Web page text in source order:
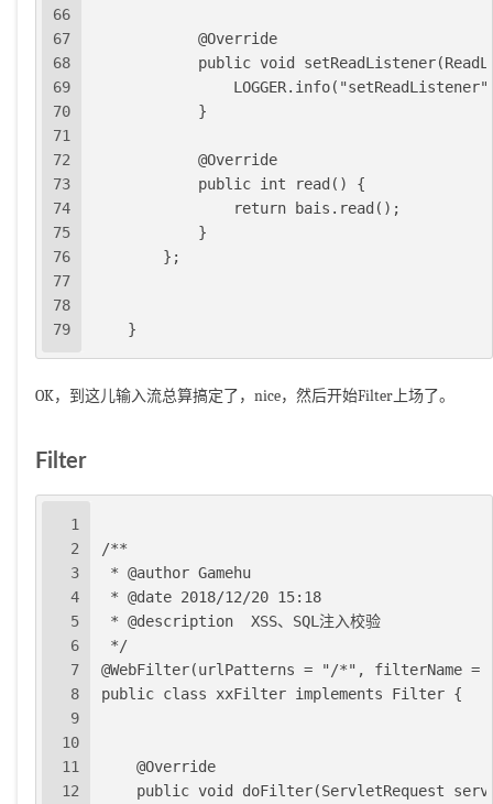
66
67
68
69
70
71
72
73
74
75
76
77
78
79
            @Override
public void
            }
            @Override
            public int read() {
                return bais.read();
            }
        };
    }
OK，到这儿输入流总算搞定了，nice，然后开始Filter上场了。
Filter
1
2
3
4
5
6
7
8
9
10
11
12
/**
* @author Gamehu
* @date 2018/12/20 15:18
* @description  XSS、SQL注入校验
*/
@WebFilter(urlPatterns = "/*", filterName
public class xxFilter implements Filter {
    @Override
public void doFilter(ServletRequest